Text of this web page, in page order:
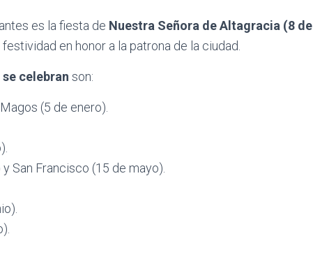
es la fiesta de Nuestra Señora de Altagracia (8 de
festividad en honor a la patrona de la ciudad.
celebran son:
(5 de enero).
San Francisco (15 de mayo).